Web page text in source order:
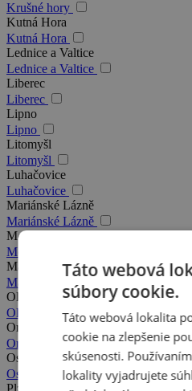
Krušné hory
Kutná Hora
Kutná Hora
Lednice a Valtice
Lednice a Valtice
Liberec
Liberec
Lipno
Lipno
Litomyšl
Litomyšl
Luhačovice
Luhačovice
Mariánské Lázně
Mariánské Lázně
Moravský kras
Moravský kras
Máchovo jazero
Máchovo jazero
Olomouc
Olomouc
Orlické hory
Orlické hory
Ostrava
Ostrava
Táto webová
súbory cookie.
Táto webová lokalita
cookie na zlepšenie
skúsenosti.
lokality vyjadrujete